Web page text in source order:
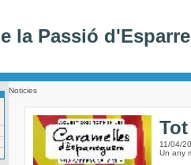
la Passió
Noticies
11/04/
Un any